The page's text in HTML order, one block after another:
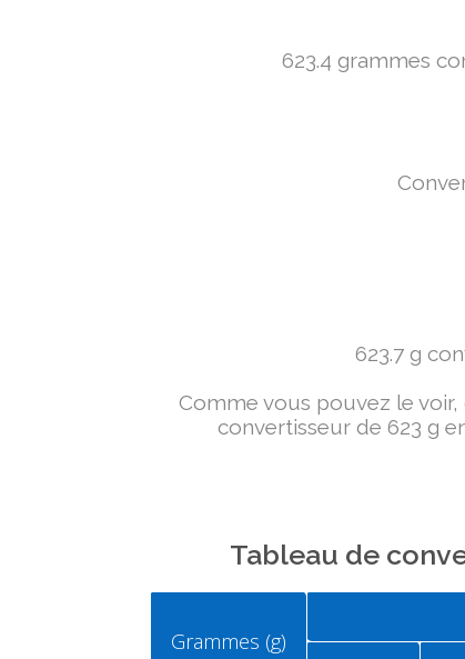
623.4 grammes
623.7 g
Comme vous pouvez le
convertisseur de 623 g
Tableau de
Grammes (g)